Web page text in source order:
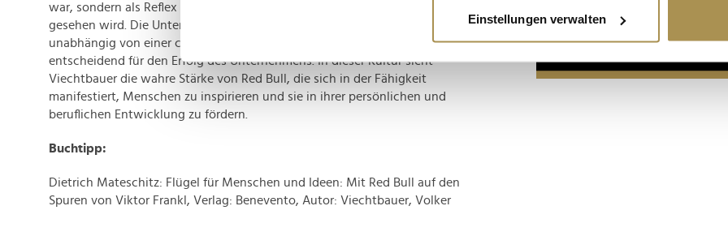
Erfahren Sie mehr darüber, wie Ihre persönlichen Daten verarbeitet werden, und legen Sie
Wir verwenden Cookies, um Inhalte und Anzeigen zu personalisieren, Funktionen für soziale
und die Zugriffe auf unsere Website zu analysieren. Außerdem geben wir Informationen zu
Einstellungen verwalten
war, sondern als Reflex der erbrachten Leistung und erfüllten Aufgabe
gesehen wird. Die Unternehmenskultur und die gemeinsamen Ziele,
unabhängig von einer charismatischen Führungspersönlichkeit, sind
entscheidend für den Erfolg des Unternehmens. In dieser Kultur sieht
Viechtbauer die wahre Stärke von Red Bull, die sich in der Fähigkeit
manifestiert, Menschen zu inspirieren und sie in ihrer persönlichen und
beruflichen Entwicklung zu fördern.
Buchtipp:
Dietrich Mateschitz: Flügel für Menschen und Ideen: Mit Red Bull auf den
Spuren von Viktor Frankl, Verlag: Benevento, Autor: Viechtbauer, Volker